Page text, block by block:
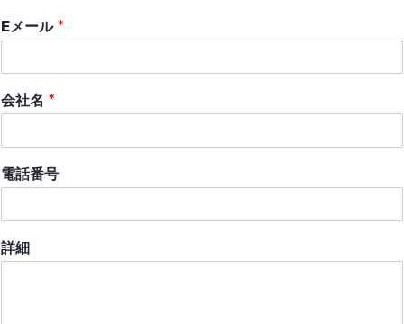
Eメール *
会社名 *
電話番号
詳細